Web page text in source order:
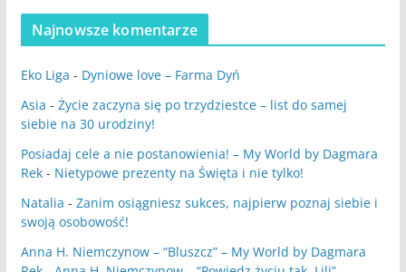
Najnowsze komentarze
Eko Liga - Dyniowe love – Farma Dyń
Asia - Życie zaczyna się po trzydziestce – list do samej
siebie na 30 urodziny!
Posiadaj cele a nie postanowienia! – My World by Dagmara
Rek- Nietypowe prezenty na Święta i nie tylko!
Natalia - Zanim osiągniesz sukces, najpierw poznaj siebie i
swoją osobowość!
Anna H. Niemczynow – “Bluszcz” – My World by Dagmara